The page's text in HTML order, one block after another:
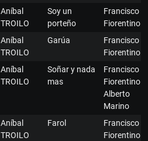
Aníbal
TROILO
Soy un
porteño
Francisco
Fiorentino
Aníbal
TROILO
Garúa
Francisco
Fiorentino
Aníbal
TROILO
Soñar y nada
mas
Francisco
Fiorentino y
Alberto
Marino
Aníbal
TROILO
Farol
Francisco
Fiorentino